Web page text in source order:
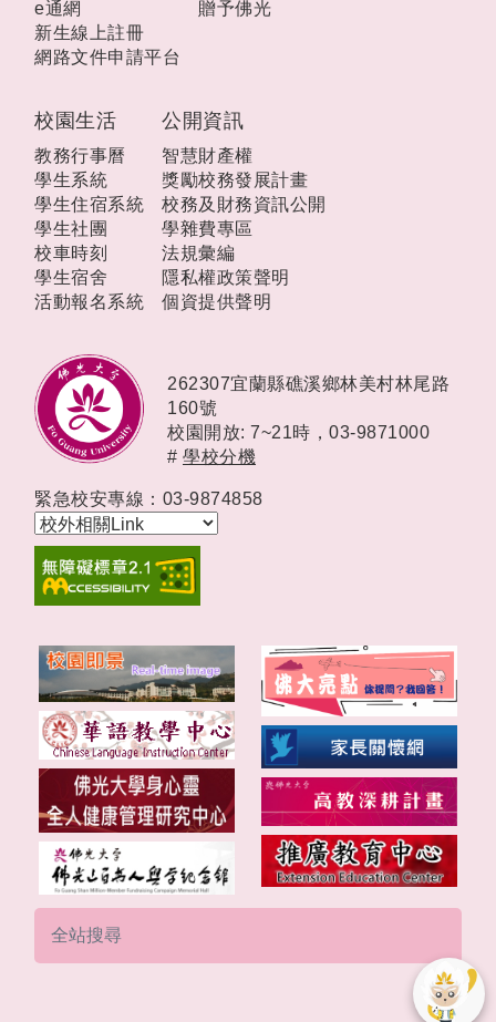
校園生活
教務行事曆
學生系統
學生住宿系統
學生社團
校車時刻
學生宿舍
活動報名系統
公開資訊
智慧財產權
獎勵校務發展計畫
校務及財務資訊公開
學雜費專區
法規彙編
隱私權政策聲明
個資提供聲明
e通網
新生線上註冊
網路文件申請平台
贈予佛光
262307宜蘭縣礁溪鄉林美村林尾路
160號
校園開放: 7~21時， 03-9871000
# 學校分機
緊急校安專線：03-9874858